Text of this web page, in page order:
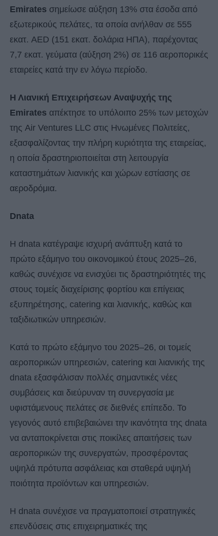
Emirates σημείωσε αύξηση 13% στα έσοδα από
εξωτερικούς πελάτες, τα οποία ανήλθαν σε 555
εκατ. AED (151 εκατ. δολάρια ΗΠΑ), παρέχοντας
7,7 εκατ. γεύματα (αύξηση 2%) σε 116 αεροπορικές
εταιρείες κατά την εν λόγω περίοδο.
Η Λιανική Επιχειρήσεων Αναψυχής της
Emirates απέκτησε το υπόλοιπο 25% των μετοχών
της Air Ventures LLC στις Ηνωμένες Πολιτείες,
εξασφαλίζοντας την πλήρη κυριότητα της εταιρείας,
η οποία δραστηριοποιείται στη λειτουργία
καταστημάτων λιανικής και χώρων εστίασης σε
αεροδρόμια.
Dnata
Η dnata κατέγραψε ισχυρή ανάπτυξη κατά το
πρώτο εξάμηνο του οικονομικού έτους 2025–26,
καθώς συνέχισε να ενισχύει τις δραστηριότητές της
στους τομείς διαχείρισης φορτίου και επίγειας
εξυπηρέτησης, catering και λιανικής, καθώς και
ταξιδιωτικών υπηρεσιών.
Κατά το πρώτο εξάμηνο του 2025–26, οι τομείς
αεροπορικών υπηρεσιών, catering και λιανικής της
dnata εξασφάλισαν πολλές σημαντικές νέες
συμβάσεις και διεύρυναν τη συνεργασία με
υφιστάμενους πελάτες σε διεθνές επίπεδο. Το
γεγονός αυτό επιβεβαιώνει την ικανότητα της dnata
να ανταποκρίνεται στις ποικίλες απαιτήσεις των
αεροπορικών της συνεργατών, προσφέροντας
υψηλά πρότυπα ασφάλειας και σταθερά υψηλή
ποιότητα προϊόντων και υπηρεσιών.
Η dnata συνέχισε να πραγματοποιεί στρατηγικές
επενδύσεις στις επιχειρηματικές της